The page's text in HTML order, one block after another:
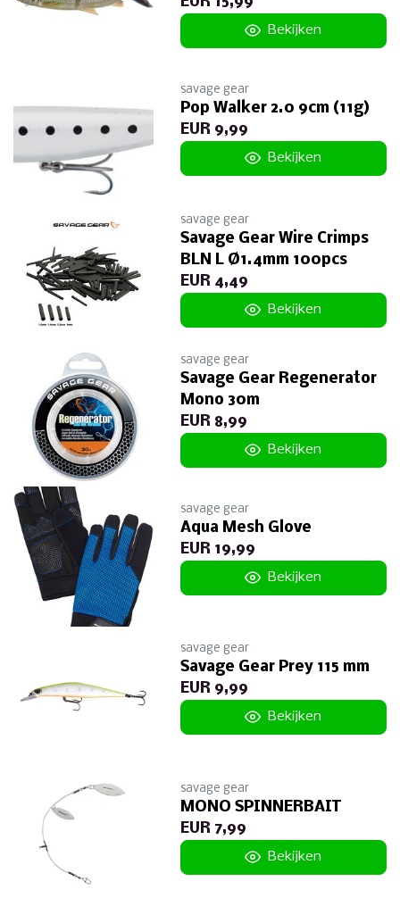
Bekijken
savage gear
Pop Walker 2.0 9cm (11g)
EUR 9,99
Bekijken
savage gear
Savage Gear Wire Crimps
BLN L Ø1.4mm 100pcs
EUR 4,49
Bekijken
savage gear
Savage Gear Regenerator
Mono 30m
EUR 8,99
Bekijken
savage gear
Aqua Mesh Glove
EUR 19,99
Bekijken
savage gear
Savage Gear Prey 115 mm
EUR 9,99
Bekijken
savage gear
MONO SPINNERBAIT
EUR 7,99
Bekijken